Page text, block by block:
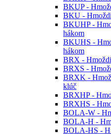
BKUP -
BKU -
BKUHP -
hákom
BKUHS -
hákom
BRX -
BRXS -
BRXK -
klúč
BRXHP -
BRXHS -
BOLA-W -
BOLA-H -
BOLA-HS -